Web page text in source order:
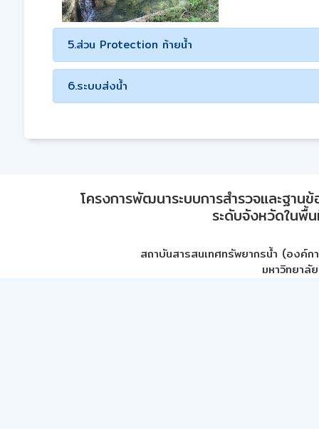
5.ส่วน Protection ท้ายน้ำ
6.ระบบส่งน้ำ
โครงการพัฒนาระบบการสำรวจและฐา
ระดับจังหวัดในพื้
สถาบันสารสนเทศทรัพยากรน้ำ (องค์ก
มหาวิทยาลั